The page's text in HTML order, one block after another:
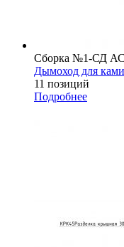
Сборка №1-СД
Дымоход для
11 позиций
Подробнее